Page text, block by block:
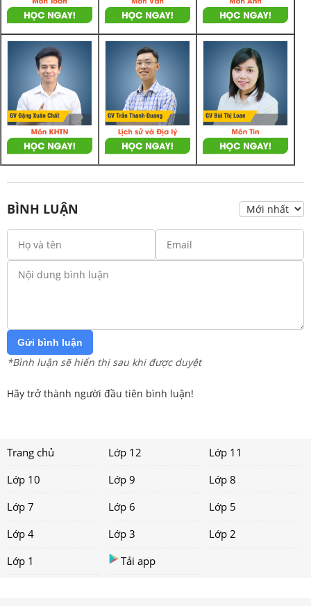
BÌNH LUẬN
Gửi bình luận
*Bình luận sẽ hiển thị sau khi được duyệt
Hãy trở thành người đầu tiên bình luận!
Trang chủ Lớp 12
Lớp 11
Lớp 10
Lớp 9
Lớp 8
Lớp 7
Lớp 6
Lớp 5
Lớp 4
Lớp 3
Lớp 2
Lớp 1
Tải app